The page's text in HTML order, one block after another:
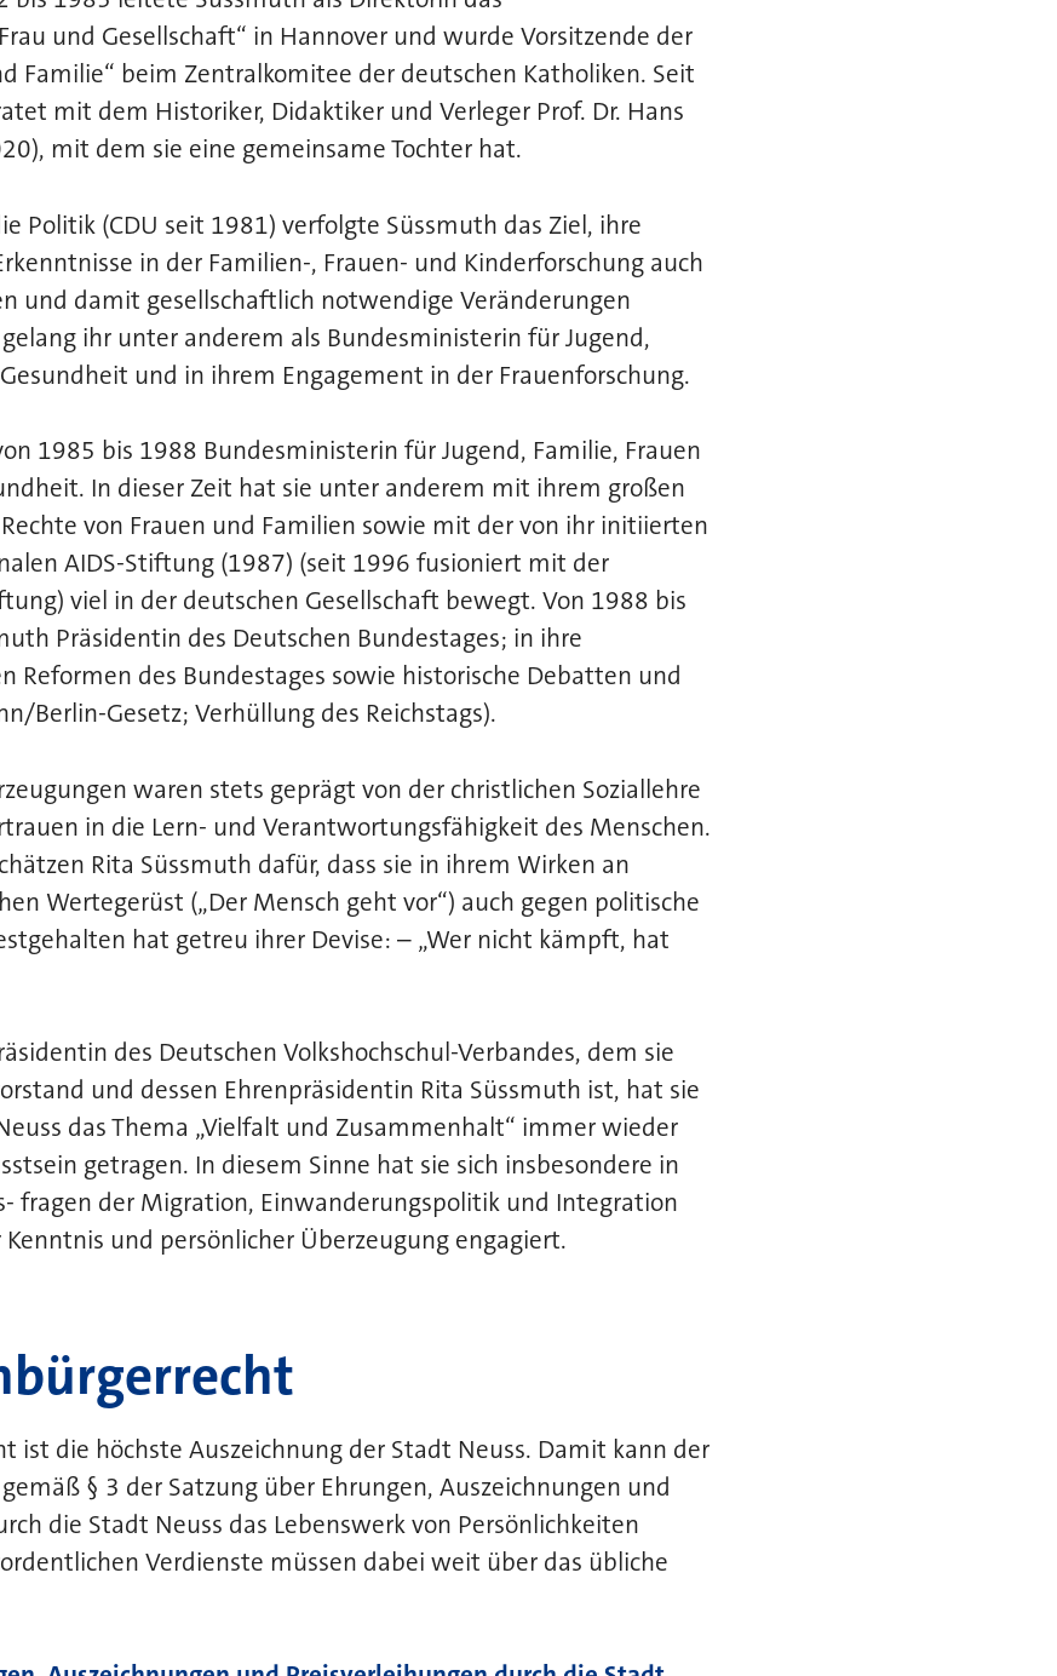
und Gesellschaft“ in Hannover und wurde Vorsitzende der
Familie“ beim Zentralkomitee der deutschen Katholiken. Seit
mit dem Historiker, Didaktiker und Verleger Prof. Dr. Hans
mit dem sie eine gemeinsame Tochter hat.
Politik (CDU seit 1981) verfolgte Süssmuth das Ziel, ihre
in der Familien-, Frauen- und Kinderforschung auch
und damit gesellschaftlich notwendige Veränderungen
ihr unter anderem als Bundesministerin für Jugend,
und in ihrem Engagement in der Frauenforschung.
1985 bis 1988 Bundesministerin für Jugend, Familie, Frauen
In dieser Zeit hat sie unter anderem mit ihrem großen
von Frauen und Familien sowie mit der von ihr initiierten
AIDS-Stiftung (1987) (seit 1996 fusioniert mit der
viel in der deutschen Gesellschaft bewegt. Von 1988 bis
Präsidentin des Deutschen Bundestages; in ihre
Reformen des Bundestages sowie historische Debatten und
Berlin-Gesetz; Verhüllung des Reichstags).
waren stets geprägt von der christlichen Soziallehre
in die Lern- und Verantwortungsfähigkeit des Menschen.
Rita Süssmuth dafür, dass sie in ihrem Wirken an
Wertegerüst („Der Mensch geht vor“) auch gegen politische
hat getreu ihrer Devise: – „Wer nicht kämpft, hat
des Deutschen Volkshochschul-Verbandes, dem sie
und dessen Ehrenpräsidentin Rita Süssmuth ist, hat sie
das Thema „Vielfalt und Zusammenhalt“ immer wieder
getragen. In diesem Sinne hat sie sich insbesondere in
fragen der Migration, Einwanderungspolitik und Integration
und persönlicher Überzeugung engagiert.
ist die höchste Auszeichnung der Stadt Neuss. Damit kann der
§ 3 der Satzung über Ehrungen, Auszeichnungen und
die Stadt Neuss das Lebenswerk von Persönlichkeiten
Verdienste müssen dabei weit über das übliche